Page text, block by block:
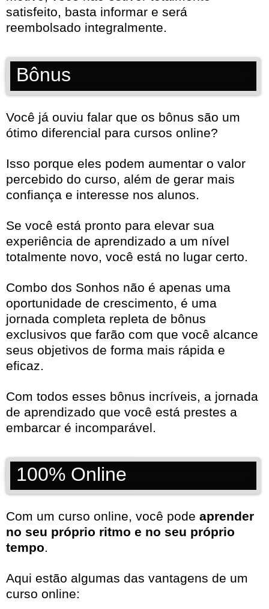
satisfeito, basta informar e será
reembolsado integralmente.
Bônus
Você já ouviu falar que os bônus são um
ótimo diferencial para cursos online?
Isso porque eles podem aumentar o valor
percebido do curso, além de gerar mais
confiança e interesse nos alunos.
Se você está pronto para elevar sua
experiência de aprendizado a um nível
totalmente novo, você está no lugar certo.
Combo dos Sonhos não é apenas uma
oportunidade de crescimento, é uma
jornada completa repleta de bônus
exclusivos que farão com que você alcance
seus objetivos de forma mais rápida e
eficaz.
Com todos esses bônus incríveis, a jornada
de aprendizado que você está prestes a
embarcar é incomparável.
100% Online
Com um curso online, você pode aprender
no seu próprio ritmo e no seu próprio
tempo.
Aqui estão algumas das vantagens de um
curso online: